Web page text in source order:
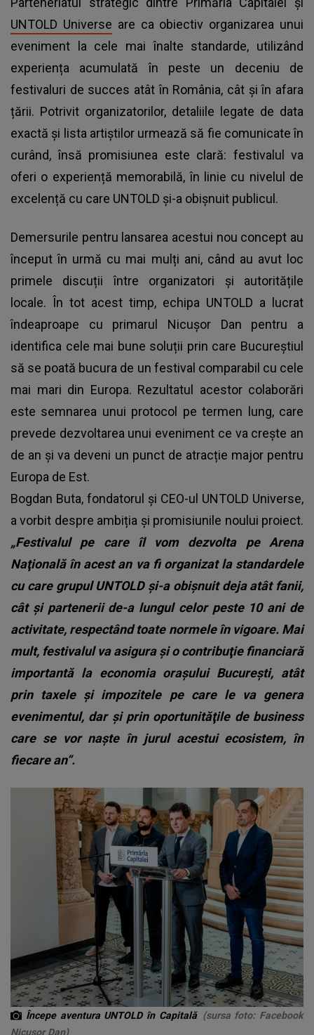
UNTOLD Universe are ca obiectiv organizarea unui
eveniment la cele mai înalte standarde, utilizând
experiența acumulată în peste un deceniu de
festivaluri de succes atât în România, cât și în afara
țării. Potrivit organizatorilor, detaliile legate de data
exactă și lista artiștilor urmează să fie comunicate în
curând, însă promisiunea este clară: festivalul va
oferi o experiență memorabilă, în linie cu nivelul de
excelență cu care UNTOLD și-a obișnuit publicul.
Demersurile pentru lansarea acestui nou concept au
început în urmă cu mai mulți ani, când au avut loc
primele discuții între organizatori și autoritățile
locale. În tot acest timp, echipa UNTOLD a lucrat
îndeaproape cu primarul Nicușor Dan pentru a
identifica cele mai bune soluții prin care Bucureștiul
să se poată bucura de un festival comparabil cu cele
mai mari din Europa. Rezultatul acestor colaborări
este semnarea unui protocol pe termen lung, care
prevede dezvoltarea unui eveniment ce va crește an
de an și va deveni un punct de atracție major pentru
Europa de Est.
Bogdan Buta, fondatorul și CEO-ul UNTOLD Universe,
a vorbit despre ambiția și promisiunile noului proiect.
„Festivalul pe care îl vom dezvolta pe Arena
Naţională în acest an va fi organizat la standardele
cu care grupul UNTOLD şi-a obişnuit deja atât fanii,
cât şi partenerii de-a lungul celor peste 10 ani de
activitate, respectând toate normele în vigoare. Mai
mult, festivalul va asigura şi o contribuţie financiară
importantă la economia oraşului Bucureşti, atât
prin taxele şi impozitele pe care le va genera
evenimentul, dar şi prin oportunităţile de business
care se vor naşte în jurul acestui ecosistem, în
fiecare an”.
Începe aventura UNTOLD în Capitală (sursa foto: Facebook
Nicușor Dan)